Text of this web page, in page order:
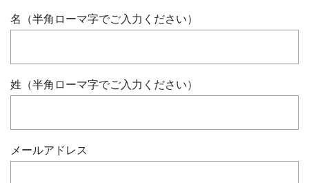
名（半角ローマ字でご入力ください）
姓（半角ローマ字でご入力ください）
メールアドレス